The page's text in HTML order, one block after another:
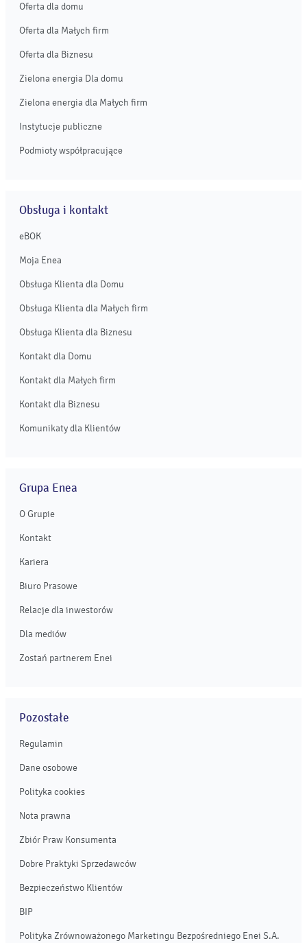
Oferta dla domu
Oferta dla Małych firm
Oferta dla Biznesu
Zielona energia Dla domu
Zielona energia dla Małych firm
Instytucje publiczne
Podmioty współpracujące
Obsługa i kontakt
eBOK
Moja Enea
Obsługa Klienta dla Domu
Obsługa Klienta dla Małych firm
Obsługa Klienta dla Biznesu
Kontakt dla Domu
Kontakt dla Małych firm
Kontakt dla Biznesu
Komunikaty dla Klientów
Grupa Enea
O Grupie
Kontakt
Kariera
Biuro Prasowe
Relacje dla inwestorów
Dla mediów
Zostań partnerem Enei
Pozostałe
Regulamin
Dane osobowe
Polityka cookies
Nota prawna
Zbiór Praw Konsumenta
Dobre Praktyki Sprzedawców
Bezpieczeństwo Klientów
BIP
Polityka Zrównoważonego Marketingu Bezpośredniego Enei S.A.